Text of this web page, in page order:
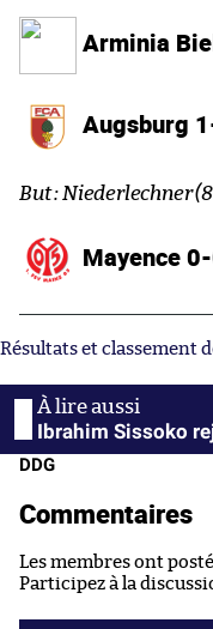
Arminia
Augsburg
But : Niederlechner
Mayence
Résultats et classement
Ibrahim Sissoko
DDG
Commentaires
Les membres ont
Participez à la